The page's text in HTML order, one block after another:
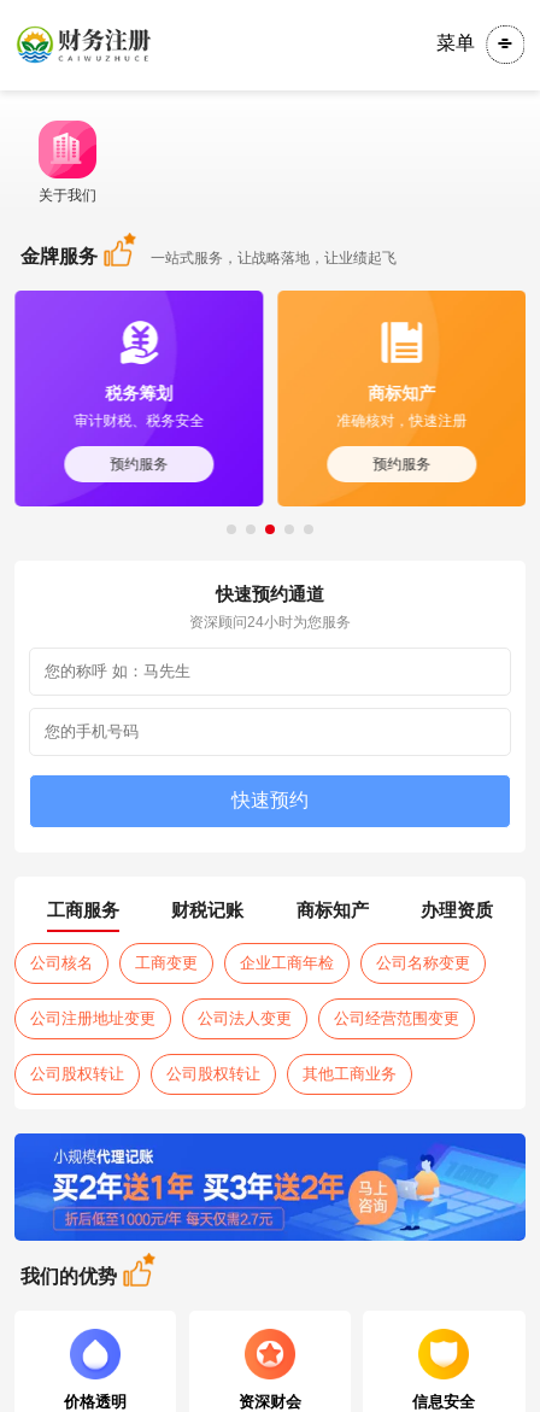
菜单
关于我们
金牌服务 一站式服务，让战略落地，让业绩起飞
税务筹划
审计财税、税务安全
预约服务
商标知产
准确核对，快速注册
预约服务
快速预约通道
资深顾问24小时为您服务
工商服务 财税记账 商标知产 办理资质
公司核名 工商变更 企业工商年检 公司名称变更
公司注册地址变更 公司法人变更 公司经营范围变更
公司股权转让 公司股权转让 其他工商业务
我们的优势
价格透明 资深财会 信息安全